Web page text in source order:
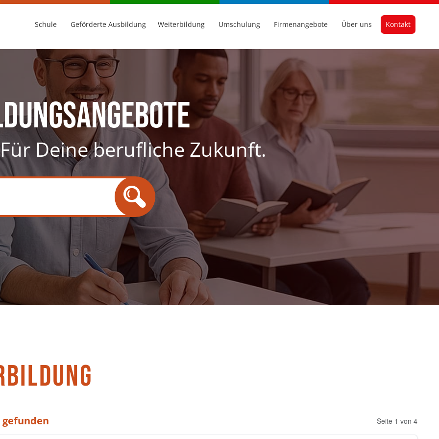
Schule Geförderte Ausbildung Weiterbildung Umschulung Firmenangebote Über uns Kontakt
Deine berufliche Zukunft.
gefunden Seite 1 von 4